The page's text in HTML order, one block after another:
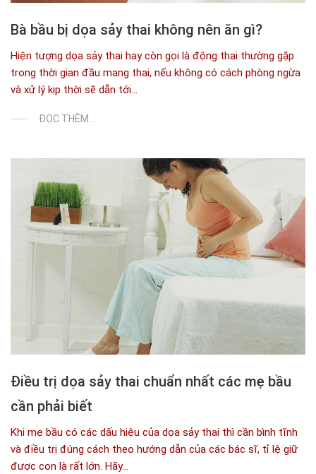
Bà bầu bị dọa sảy thai không nên ăn gì?
Hiện tượng dọa sảy thai hay còn gọi là động thai thường gặp
trong thời gian đầu mang thai, nếu không có cách phòng ngừa
và xử lý kịp thời sẽ dẫn tới...
ĐỌC THÊM...
Điều trị dọa sảy thai chuẩn nhất các mẹ bầu
cần phải biết
Khi mẹ bầu có các dấu hiệu của dọa sảy thai thì cần bình tĩnh
và điều trị đúng cách theo hướng dẫn của các bác sĩ, tỉ lệ giữ
được con là rất lớn. Hãy...